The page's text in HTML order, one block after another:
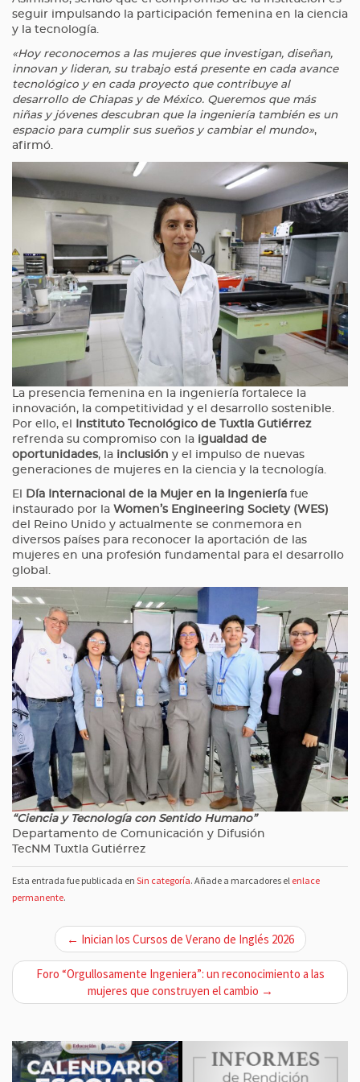
seguir impulsando la participación femenina en la ciencia
y la tecnología.
«Hoy reconocemos a las mujeres que investigan, diseñan,
innovan y lideran, su trabajo está presente en cada avance
tecnológico y en cada proyecto que contribuye al
desarrollo de Chiapas y de México. Queremos que más
niñas y jóvenes descubran que la ingeniería también es un
espacio para cumplir sus sueños y cambiar el mundo»,
afirmó.
La presencia femenina en la ingeniería fortalece la
innovación, la competitividad y el desarrollo sostenible.
Por ello, el
Instituto Tecnológico de Tuxtla Gutiérrez
refrenda su compromiso con la igualdad de
oportunidades, la inclusión y el impulso de nuevas
generaciones de mujeres en la ciencia y la tecnología.
El Día Internacional de la Mujer en la Ingeniería fue
instaurado por la Women’s Engineering Society (WES)
del Reino Unido y actualmente se conmemora en
diversos países para reconocer la aportación de las
mujeres en una profesión fundamental para el desarrollo
global.
“Ciencia y Tecnología con Sentido Humano”
Departamento de Comunicación y Difusión
TecNM Tuxtla Gutiérrez
Esta entrada fue publicada en Sin categoría. Añade a marcadores el enlace
permanente.
a
v
e
a
c
← Inician los Cursos de Verano de Inglés 2026
Foro “Orgullosamente Ingeniera”: un reconocimiento a las
mujeres que construyen el cambio →